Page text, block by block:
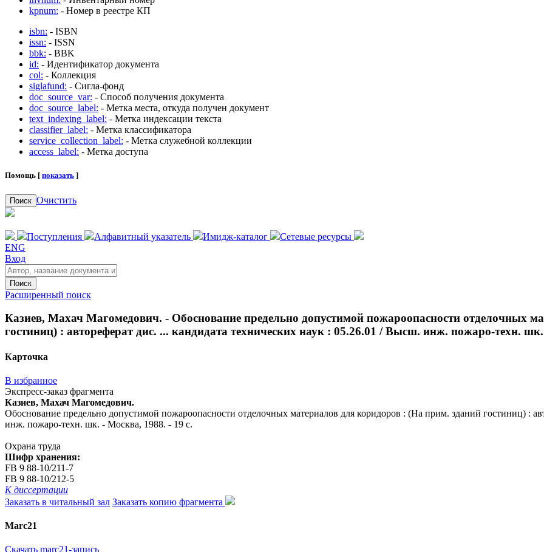
kpnum: - Номер в реестре КП
isbn: - ISBN
issn: - ISSN
bbk: - BBK
id: - Идентификатор документа
col: - Коллекция
siglafund: - Сигла-фонд
doc_source_var: - Способ получения документа
doc_source_label: - Метка места, откуда получен документ
text_indexing_label: - Метка индексации текста
classifier_label: - Метка классификатора
service_collection_label: - Метка служебной коллекции
access_label: - Метка доступа
Помощь [ показать ]
Поиск Очистить
Поступления Алфавитный указатель Имидж-каталог
Сетевые ресурсы
ENG
Вход
Поиск
Расширенный поиск
Казиев, Махач Магомедович. - Обоснование предельно допустимой пожароопасности отделочных
гостиниц) : автореферат дис. ... кандидата технических наук : 05.26.01 / Высш. инж. пожаро-техн.
Карточка
В избранное
Экспресс-заказ фрагмента
Казиев, Махач Магомедович.
Обоснование предельно допустимой пожароопасности отделочных материалов для коридоров : (На прим. зданий гостиниц) :
инж. пожаро-техн. шк. - Москва, 1988. - 19 с.
Охрана труда
Шифр хранения:
FB 9 88-10/211-7
FB 9 88-10/212-5
К диссертации
Заказать в читальный зал Заказать копию фрагмента
Marc21
Скачать marc21-запись